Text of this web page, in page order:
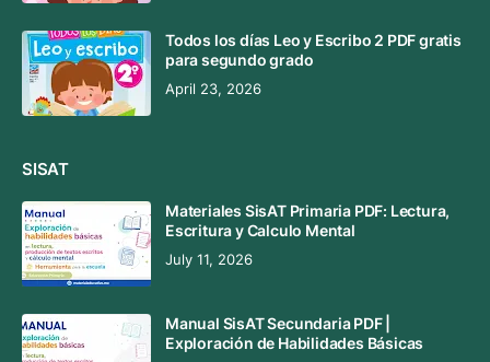
Todos los días Leo y Escribo 2 PDF gratis
para segundo grado
April 23, 2026
SISAT
Materiales SisAT Primaria PDF: Lectura,
Escritura y Calculo Mental
July 11, 2026
Manual SisAT Secundaria PDF |
Exploración de Habilidades Básicas